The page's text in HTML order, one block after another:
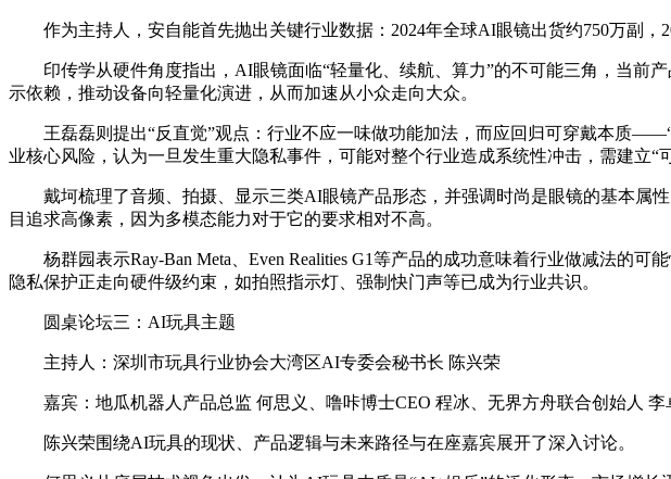
作为主持人，安自能首先抛出关键行业数据：2024年全球AI眼镜出货约750万副，
印传学从硬件角度指出，AI眼镜面临“轻量化、续航、算力”的不可能三角，当前
示依赖，推动设备向轻量化演进，从而加速从小众走向大众。
王磊磊则提出“反直觉”观点：行业不应一味做功能加法，而应回归可穿戴本质
业核心风险，认为一旦发生重大隐私事件，可能对整个行业造成系统性冲击，需建立“
戴坷梳理了音频、拍摄、显示三类AI眼镜产品形态，并强调时尚是眼镜的基本属
目追求高像素，因为多模态能力对于它的要求相对不高。
杨群园表示Ray-Ban Meta、Even Realities G1等产品的成功意味着行业做减法的
隐私保护正走向硬件级约束，如拍照指示灯、强制快门声等已成为行业共识。
圆桌论坛三：AI玩具主题
主持人：深圳市玩具行业协会大湾区AI专委会秘书长 陈兴荣
嘉宾：地瓜机器人产品总监 何思义、噜咔博士CEO 程冰、无界方舟联合创始人
陈兴荣围绕AI玩具的现状、产品逻辑与未来路径与在座嘉宾展开了深入讨论。